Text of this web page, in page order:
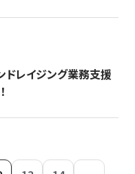
ドレイジング業務支援